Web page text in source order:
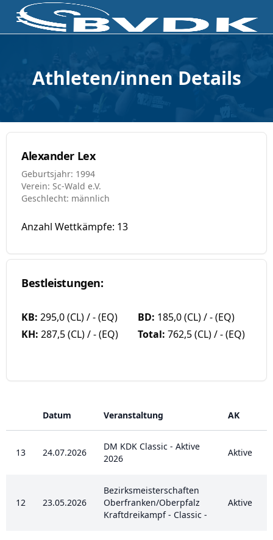
Athleten/innen Details
Alexander Lex
Geburtsjahr: 1994
Verein: Sc-Wald e.V.
Geschlecht: männlich
Anzahl Wettkämpfe: 13
Bestleistungen:
KB: 295,0 (CL) / - (EQ) BD: 185,0 (CL) / - (EQ)
KH: 287,5 (CL) / - (EQ) Total: 762,5 (CL) / - (EQ)
Datum Veranstaltung AK
13 24.07.2026
DM KDK Classic - Aktive
2026
Aktive
12 23.05.2026
Bezirksmeisterschaften
Oberfranken/Oberpfalz
Kraftdreikampf - Classic -
Aktive